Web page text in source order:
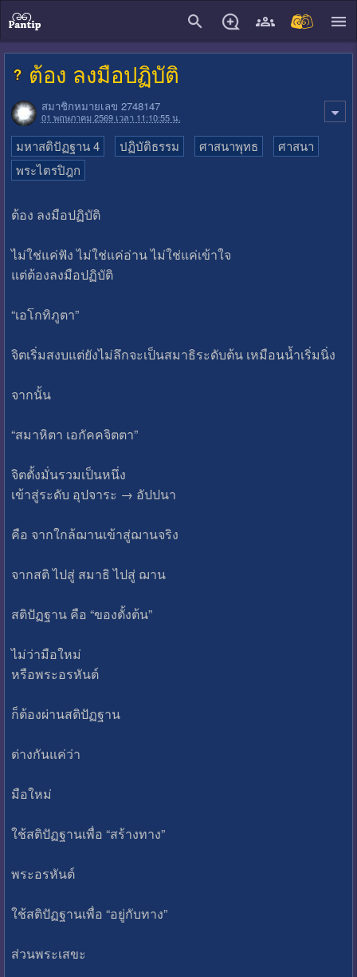
ต้อง ลงมือปฏิบัติ
สมาชิกหมายเลข 2748147
01 พฤษภาคม 2569 เวลา 11:10:55 น.
มหาสติปัฏฐาน 4 ปฏิบัติธรรม ศาสนาพุทธ
ศาสนา
พระไตรปิฎก
ต้อง ลงมือปฏิบัติ
ไม่ใช่แค่ฟัง ไม่ใช่แค่อ่าน ไม่ใช่แค่เข้าใจ
แต่ต้องลงมือปฏิบัติ
“เอโกทิภูตา”
จิตเริ่มสงบแต่ยังไม่ลึกจะเป็นสมาธิระดับต้น เหมือนน้ำเริ่มนิ่ง
จากนั้น
“สมาหิตา เอกัคคจิตตา”
จิตตั้งมั่นรวมเป็นหนึ่ง
เข้าสู่ระดับ อุปจาระ → อัปปนา
คือ จากใกล้ฌานเข้าสู่ฌานจริง
จากสติ ไปสู่ สมาธิ ไปสู่ ฌาน
สติปัฏฐาน คือ “ของตั้งต้น”
ไม่ว่ามือใหม่
หรือพระอรหันต์
ก็ต้องผ่านสติปัฏฐาน
ต่างกันแค่ว่า
มือใหม่
ใช้สติปัฏฐานเพื่อ “สร้างทาง”
พระอรหันต์
ใช้สติปัฏฐานเพื่อ “อยู่กับทาง”
ส่วนพระเสขะ
close